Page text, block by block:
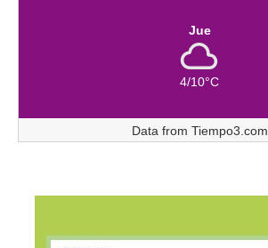
Jue
4/10°C
Data from Tiempo3.com